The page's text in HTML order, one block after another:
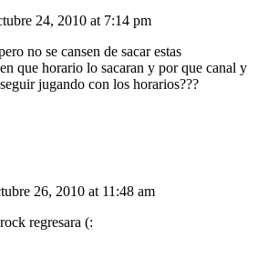
24, 2010 at 7:14 pm
no se cansen de sacar estas
que horario lo sacaran y por que canal y
jugando con los horarios???
26, 2010 at 11:48 am
regresara (: